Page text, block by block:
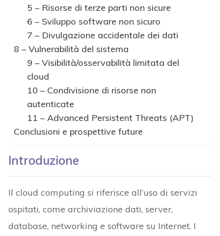
5 – Risorse di terze parti non sicure
6 – Sviluppo software non sicuro
7 – Divulgazione accidentale dei dati
8 – Vulnerabilità del sistema
9 – Visibilità/osservabilità limitata del
cloud
10 – Condivisione di risorse non
autenticate
11 – Advanced Persistent Threats (APT)
Conclusioni e prospettive future
Introduzione
Il cloud computing si riferisce all’uso di servizi
ospitati, come archiviazione dati, server,
database, networking e software su Internet. I